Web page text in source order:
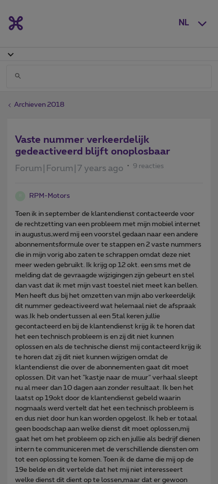
NL
Archieven 2018
Vaste nummer verkeerdelijk
gedeactiveerd blijft onoplosbaar
Forum|Forum|7 years ago 9 reacties
RPM-Motors
Toen ik in september de klantendienst contacteerde voor
de rechtzetting van een probleem met mijn mobiel internet
in augustus,werd mij een voorstel gedaan naar een andere
abonnementsformule over te stappen en 2 vaste nummers
die in mijn vorig abo zaten te schrappen omdat deze niet
meer weden gebruikt. Ik krijg op 12 okt. een sms met de
melding dat de gevraagde wijzigingen zijn gebeurt en stel
dan vast dat ik met mijn vast toestel niet meet kan bellen.
Men heeft dus bij het omzetten van mijn abo verkeerdelijk
dit nummer gedeactiveerd wat helemaal niet de afspraak
was.Ik heb ondertussen al een 5tal keren jullie
gecontacteerd en bij de klantendienst krijg ik te horen dat
het een technisch probleem is en zij dit niet kunnen
oplossen en als de technische dienst mij contacteerd krijg ik
te horen dat zij dit niet kunnen wijzigen omdat de
klantendienst die over de abonnementen gaat dit moet
oplossen. Dit van het "kastje naar de muur" verhaal sleept
nu al meer dan 10 dagen aan zonder resultaat. Ik ben het
laatst op 19okt door de klantendienst gebeld waarin
nogmaals werd vertelt dat het een technisch probleem is
en dus niet door hun kan worden opgelost. Ik heb er totaal
geen boodschap aan welke dienst dit moet oplossen,mij
gaat het om het probleem op zich en jullie als bedrijf dienen
intern te communiceren met de verschillende diensten om
tot een oplossing te komen. Toen ik de dame die mij op de
19e belde en dit vertelde dat het mij niet interesseert
welke dienst dit dient op te lossen,maar dat er gewoon